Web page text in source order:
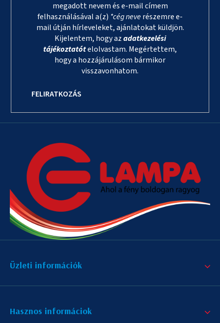
megadott nevem és e-mail címem
felhasználásával a(z) *cég neverészemre e-
mail útján hírleveleket, ajánlatokat küldjön.
Kijelentem, hogy azadatkezelési
tájékoztatótelolvastam. Megértettem,
hogy a hozzájárulásom bármikor
visszavonhatom.
FELIRATKOZÁS
Üzleti információk
Hasznos informáciok